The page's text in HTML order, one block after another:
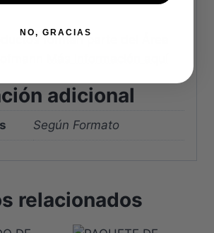
forman parte del Área
adicional
Según Formato
relacionados
NO, GRACIAS